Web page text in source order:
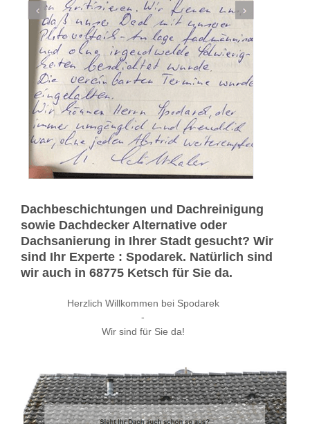
Dachbeschichtungen und Dachreinigung
sowie Dachdecker Alternative oder
Dachsanierung in Ihrer Stadt gesucht? Wir
sind Ihr Experte : Spodarek. Natürlich sind
wir auch in 68775 Ketsch für Sie da.
Herzlich Willkommen bei Spodarek
-
Wir sind für Sie da!